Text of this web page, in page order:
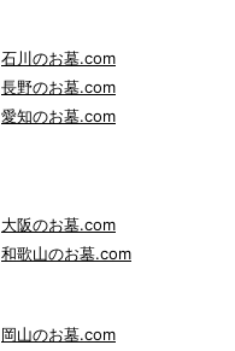
石川のお墓.com
長野のお墓.com
愛知のお墓.com
大阪のお墓.com
和歌山のお墓.com
岡山のお墓.com